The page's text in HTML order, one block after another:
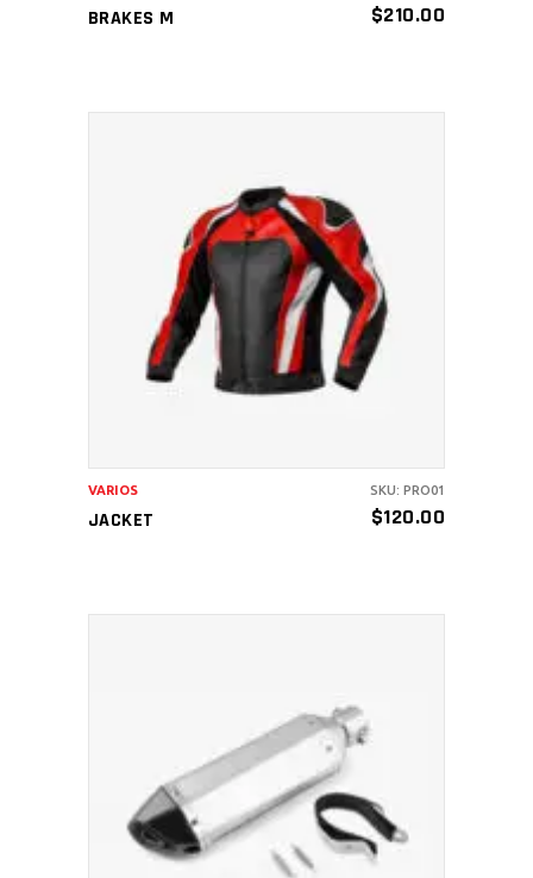
BRAKES M $210.00
AÑADIR AL CARRITO
JACKET $120.00
VARIOS SKU: PRO01
AÑADIR AL CARRITO